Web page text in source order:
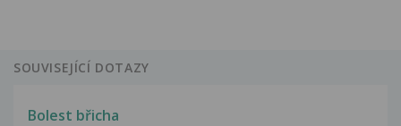
SOUVISEJÍCÍ DOTAZY
Bolest břicha